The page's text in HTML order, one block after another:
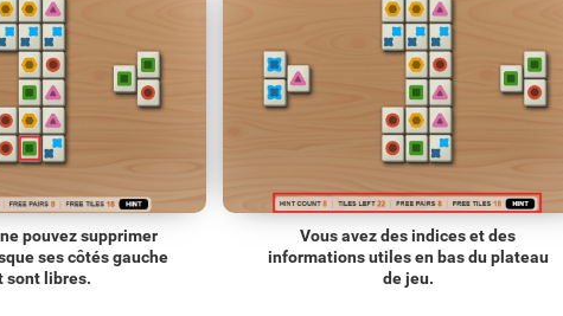
pouvez supprimer
ses côtés gauche
sont libres.
Vous avez des indices et des
informations utiles en bas du plateau
de jeu.